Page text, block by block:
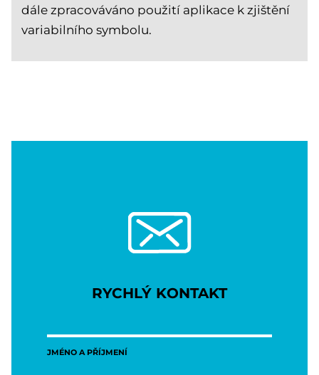
dále zpracováváno použití aplikace k zjištění
variabilního symbolu.
RYCHLÝ KONTAKT
JMÉNO A PŘÍJMENÍ